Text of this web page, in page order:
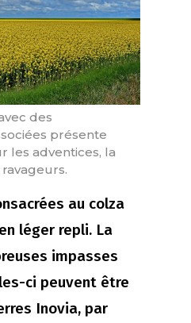
des
présente
les adventices, la
au colza
léger repli. La
impasses
ci peuvent être
Inovia, par